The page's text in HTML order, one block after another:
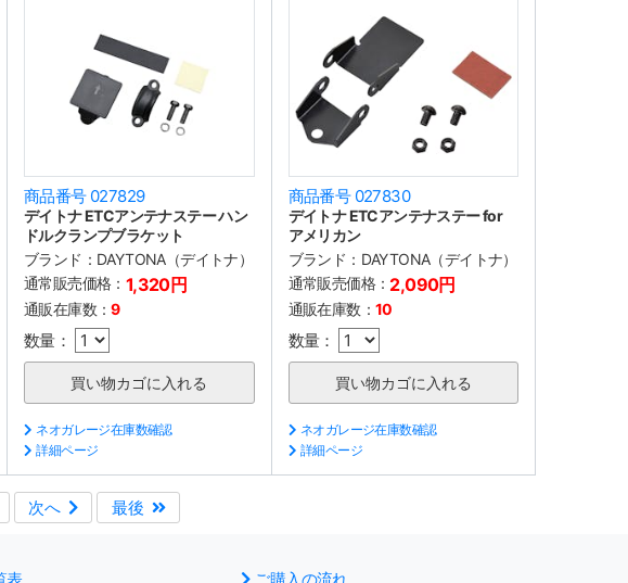
商品番号 027829
デイトナ ETCアンテナステー ハン
ドルクランプブラケット
ブランド： DAYTONA（デイトナ）
通常販売価格： 1,320円
通販在庫数：9
数量：
ネオガレージ在庫数確認
詳細ページ
商品番号 027830
デイトナ ETCアンテナステー for
アメリカン
ブランド： DAYTONA（デイトナ）
通常販売価格： 2,090円
通販在庫数： 10
数量：
ネオガレージ在庫数確認
詳細ページ
次へ 最後